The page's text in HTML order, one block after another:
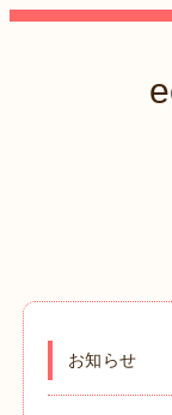
お知らせ